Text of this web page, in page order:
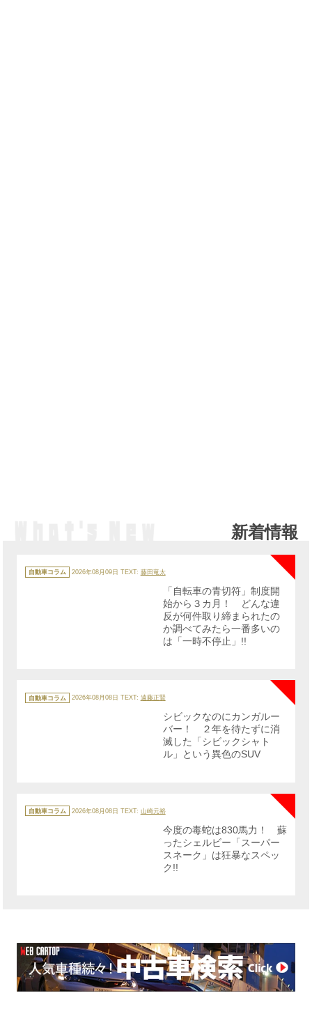
新着情報
テ
ゴ
自動車コラム 2026年08月09日 TEXT: 藤田竜太
NEW
「自転車の青切符」制度開
始から３カ月！ どんな違
反が何件取り締まられたの
か調べてみたら一番多いの
は「一時不停止」!!
テ
ゴ
自動車コラム 2026年08月08日 TEXT: 遠藤正賢
シビックなのにカンガルー
バー！ ２年を待たずに消
滅した「シビックシャト
ル」という異色のSUV
テ
ゴ
自動車コラム 2026年08月08日 TEXT: 山崎元裕
今度の毒蛇は830馬力！ 蘇
ったシェルビー「スーパー
スネーク」は狂暴なスペッ
ク!!